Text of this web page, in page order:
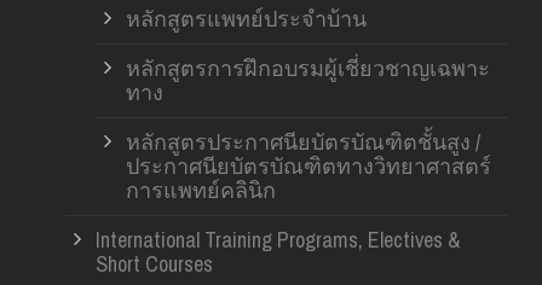
หลักสูตรแพทย์ประจำบ้าน
หลักสูตรการฝึกอบรมผู้เชี่ยวชาญเฉพาะ
ทาง
หลักสูตรประกาศนียบัตรบัณฑิตชั้นสูง /
ประกาศนียบัตรบัณฑิตทางวิทยาศาสตร์
การแพทย์คลินิก
International Training Programs, Electives &
Short Courses